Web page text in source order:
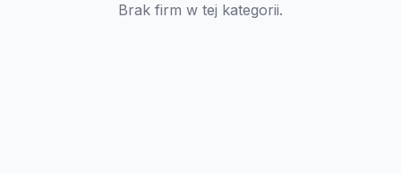
Brak firm w tej kategorii.